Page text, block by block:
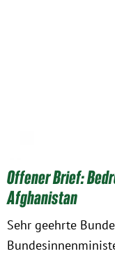
Offener Brief:
Afghanistan
Sehr geehrte